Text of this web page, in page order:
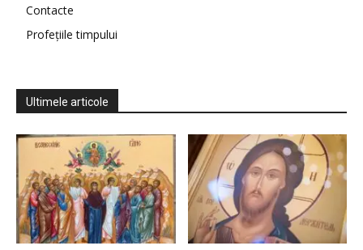
Contacte
Profețiile timpului
Ultimele articole